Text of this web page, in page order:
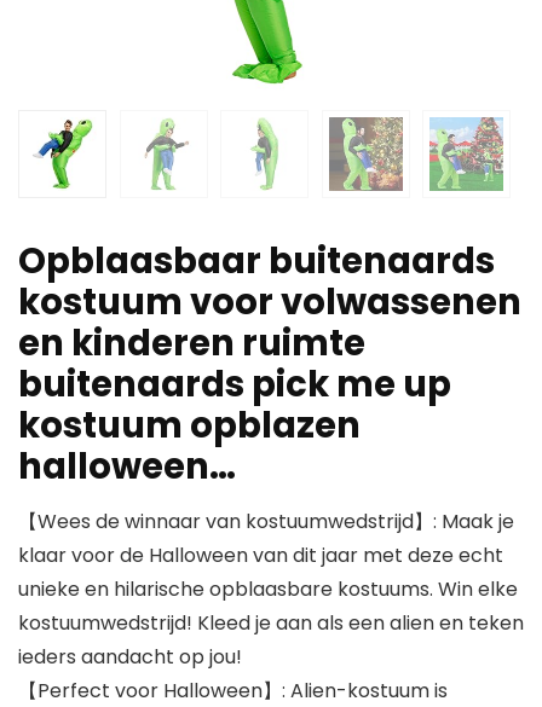
Opblaasbaar buitenaards
kostuum voor volwassenen
en kinderen ruimte
buitenaards pick me up
kostuum opblazen
halloween…
【Wees de winnaar van kostuumwedstrijd】: Maak je
klaar voor de Halloween van dit jaar met deze echt
unieke en hilarische opblaasbare kostuums. Win elke
kostuumwedstrijd! Kleed je aan als een alien en teken
ieders aandacht op jou!
【Perfect voor Halloween】: Alien-kostuum is